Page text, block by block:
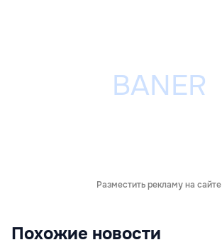
Разместить рекламу на сайте
Похожие новости